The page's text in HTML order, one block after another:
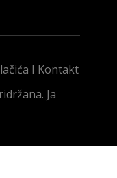
I Kontakt
Ja